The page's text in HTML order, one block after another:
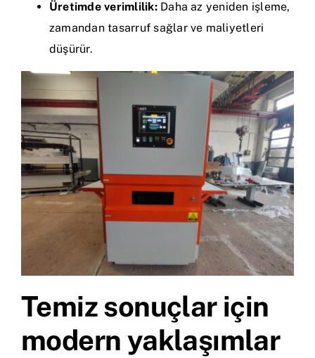
Üretimde verimlilik:Daha az yeniden işleme,
zamandan tasarruf sağlar ve maliyetleri
düşürür.
Temiz sonuçlar için
modern yaklaşımlar